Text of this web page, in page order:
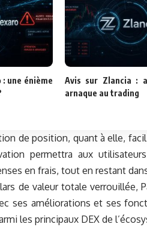
: une énième
Avis sur Zlancia :
arnaque au trading
de position, quant à elle,
permettra aux
en frais, tout en restant
de valeur totale verrouillée,
ses améliorations et ses
les principaux DEX de